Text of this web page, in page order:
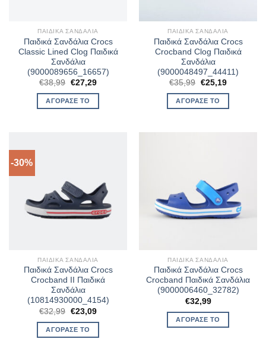
ΠΑΙΔΙΚΆ ΣΑΝΔΆΛΙΑ
Παιδικά Σανδάλια Crocs
Classic Lined Clog Παιδικά
Σανδάλια
(9000089656_16657)
€38,99 Original
was:
€38,99.
€27,29Η
ΑΓΌΡΑΣΈ ΤΟ
ΠΑΙΔΙΚΆ ΣΑΝΔΆΛΙΑ
Παιδικά Σανδάλια Crocs
Crocband Clog Παιδικά
Σανδάλια
(9000048497_44411)
€35,99 Original
was:
€35,99.
€25,19Η
ΑΓΌΡΑΣΈ ΤΟ
-30%
ΠΑΙΔΙΚΆ ΣΑΝΔΆΛΙΑ
Παιδικά Σανδάλια Crocs
Crocband II Παιδικά
Σανδάλια
(10814930000_4154)
€32,99 Original
price
was:
€32,99.
€23,09Η
τιμή
ΑΓΌΡΑΣΈ ΤΟ
ΠΑΙΔΙΚΆ ΣΑΝΔΆΛΙΑ
Παιδικά Σανδάλια Crocs
Crocband Παιδικά Σανδάλια
(9000006460_32782)
€32,99
ΑΓΌΡΑΣΈ ΤΟ